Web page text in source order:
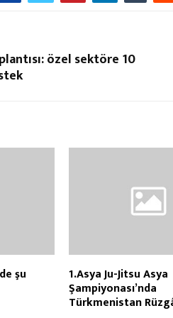
özel sektöre 10
şu 1.Asya Ju-Jitsu Asya
Şampiyonası’nda
Türkmenistan